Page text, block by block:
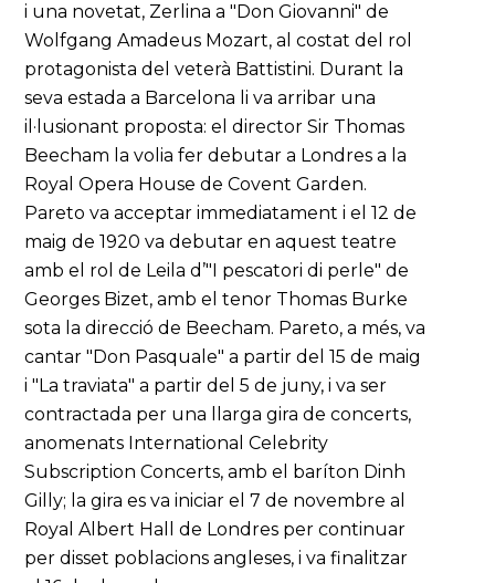
i una novetat, Zerlina a "Don Giovanni" de
Wolfgang Amadeus Mozart, al costat del rol
protagonista del veterà Battistini. Durant la
seva estada a Barcelona li va arribar una
il·lusionant proposta: el director Sir Thomas
Beecham la volia fer debutar a Londres a la
Royal Opera House de Covent Garden.
Pareto va acceptar immediatament i el 12 de
maig de 1920 va debutar en aquest teatre
amb el rol de Leila d’"I pescatori di perle" de
Georges Bizet, amb el tenor Thomas Burke
sota la direcció de Beecham. Pareto, a més, va
cantar "Don Pasquale" a partir del 15 de maig
i "La traviata" a partir del 5 de juny, i va ser
contractada per una llarga gira de concerts,
anomenats International Celebrity
Subscription Concerts, amb el baríton Dinh
Gilly; la gira es va iniciar el 7 de novembre al
Royal Albert Hall de Londres per continuar
per disset poblacions angleses, i va finalitzar